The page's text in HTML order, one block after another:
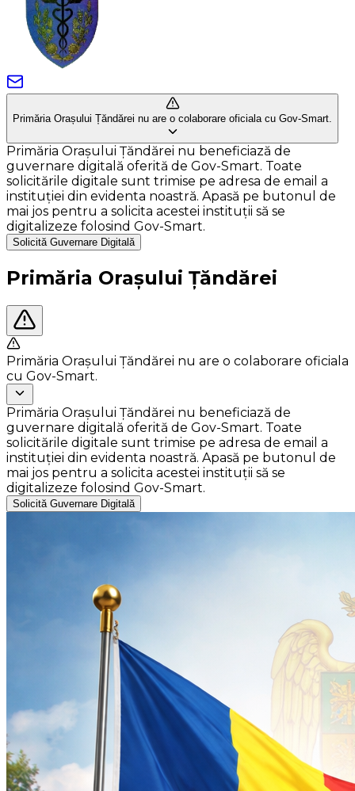
Primăria Orașului Țăndărei nu are o colaborare oficiala cu Gov-Smart.
Primăria Orașului Țăndărei nu beneficiază de
guvernare digitală oferită de Gov-Smart. Toate
solicitările digitale sunt trimise pe adresa de email a
instituției din evidenta noastră. Apasă pe butonul de
mai jos pentru a solicita acestei instituții să se
digitalizeze folosind Gov-Smart.
Solicită Guvernare Digitală
Primăria Orașului Țăndărei
Primăria Orașului Țăndărei nu are o colaborare oficiala
cu Gov-Smart.
Primăria Orașului Țăndărei nu beneficiază de
guvernare digitală oferită de Gov-Smart. Toate
solicitările digitale sunt trimise pe adresa de email a
instituției din evidenta noastră. Apasă pe butonul de
mai jos pentru a solicita acestei instituții să se
digitalizeze folosind Gov-Smart.
Solicită Guvernare Digitală